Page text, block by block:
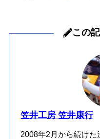
この
笠井工房 笠井康行
2008年2月から続けた